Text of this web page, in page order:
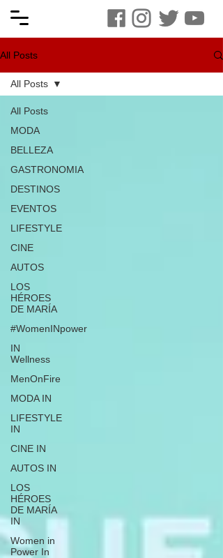
All Posts
All Posts
MODA
BELLEZA
GASTRONOMIA
DESTINOS
EVENTOS
LIFESTYLE
CINE
AUTOS
LOS
HÉROES
DE MARÍA
#WomenINpower
IN
Wellness
MenOnFire
MODA IN
LIFESTYLE
IN
CINE IN
AUTOS IN
LOS
HÉROES
DE MARÍA
IN
Women in
Power In
All Posts